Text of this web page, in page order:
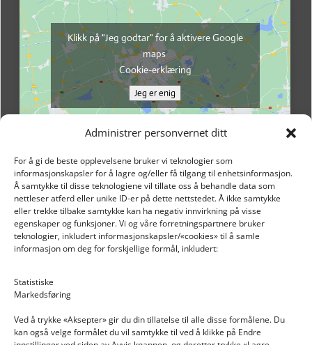
Administrer personvernet ditt
For å gi de beste opplevelsene bruker vi teknologier som
informasjonskapsler for å lagre og/eller få tilgang til enhetsinformasjon.
Å samtykke til disse teknologiene vil tillate oss å behandle data som
nettleser atferd eller unike ID-er på dette nettstedet. Å ikke samtykke
eller trekke tilbake samtykke kan ha negativ innvirkning på visse
egenskaper og funksjoner. Vi og våre forretningspartnere bruker
teknologier, inkludert informasjonskapsler/«cookies» til å samle
informasjon om deg for forskjellige formål, inkludert:
Statistiske
Markedsføring
Ved å trykke «Aksepter» gir du din tillatelse til alle disse formålene. Du
kan også velge formålet du vil samtykke til ved å klikke på Endre
Klikk på "Jeg godtar" for å aktivere Google
maps
Cookie-erklæring
Jeg er enig